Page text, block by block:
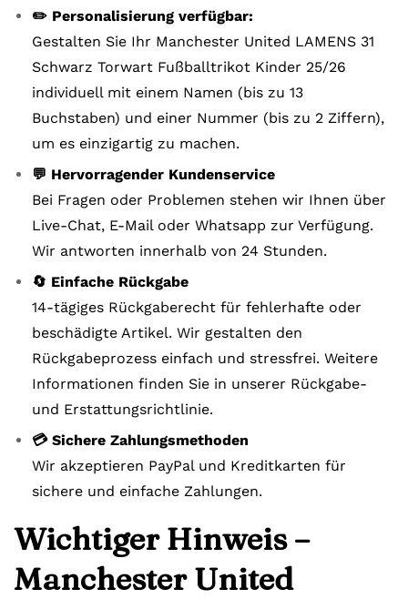
✏️ Personalisierung verfügbar:
Gestalten Sie Ihr Manchester United LAMENS 31
Schwarz Torwart Fußballtrikot Kinder 25/26
individuell mit einem Namen (bis zu 13
Buchstaben) und einer Nummer (bis zu 2 Ziffern),
um es einzigartig zu machen.
💬 Hervorragender Kundenservice
Bei Fragen oder Problemen stehen wir Ihnen über
Live-Chat, E-Mail oder Whatsapp zur Verfügung.
Wir antworten innerhalb von 24 Stunden.
🔄 Einfache Rückgabe
14-tägiges Rückgaberecht für fehlerhafte oder
beschädigte Artikel. Wir gestalten den
Rückgabeprozess einfach und stressfrei. Weitere
Informationen finden Sie in unserer Rückgabe-
und Erstattungsrichtlinie.
💳 Sichere Zahlungsmethoden
Wir akzeptieren PayPal und Kreditkarten für
sichere und einfache Zahlungen.
Wichtiger Hinweis –
Manchester United